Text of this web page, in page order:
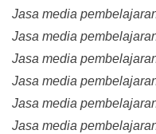
Jasa media
Jasa media
Jasa media
Jasa media
Jasa media
Jasa media